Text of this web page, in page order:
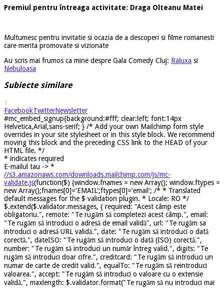
Premiul pentru întreaga activitate: Draga Olteanu Matei
Multumesc pentru invitatie si ocazia de a descoperi si filme romanesti
care merita promovate si vizionate
Au scris mai frumos ca mine despre Gala Comedy Cluj: Raluxa si
Nebuloasa
Subiecte similare
1
FacebookTwitterNewsletter
#mc_embed_signup{background:#fff; clear:left; font:14px
Helvetica,Arial,sans-serif; } /* Add your own Mailchimp form style
overrides in your site stylesheet or in this style block. We recommend
moving this block and the preceding CSS link to the HEAD of your
HTML file. */
* indicates required
E-mailul tau -> *
//s3.amazonaws.com/downloads.mailchimp.com/js/mc-
validate.js(function($) {window.fnames = new Array(); window.ftypes =
new Array();fnames[0]='EMAIL';ftypes[0]='email'; /* * Translated
default messages for the $ validation plugin. * Locale: RO */
$.extend($.validator.messages, { required: "Acest câmp este
obligatoriu.", remote: "Te rugăm să completezi acest câmp.", email:
"Te rugăm să introduci o adresă de email validă", url: "Te rugăm sa
introduci o adresă URL validă.", date: "Te rugăm să introduci o dată
corectă.", dateISO: "Te rugăm să introduci o dată (ISO) corectă.",
number: "Te rugăm să introduci un număr întreg valid.", digits: "Te
rugăm să introduci doar cifre.", creditcard: "Te rugăm să introduci un
numar de carte de credit valid.", equalTo: "Te rugăm să reintroduci
valoarea.", accept: "Te rugăm să introduci o valoare cu o extensie
validă.", maxlength: $.validator.format("Te rugăm să nu introduci mai